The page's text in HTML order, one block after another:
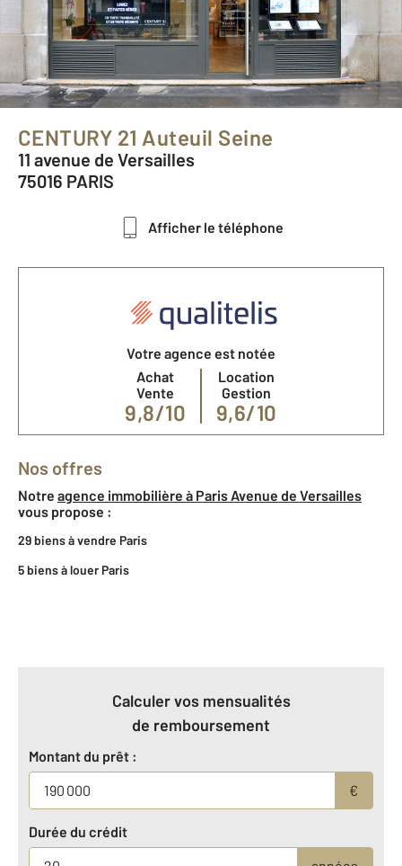
CENTURY 21 Auteuil Seine
11 avenue de Versailles
75016 PARIS
Afficher le téléphone
Votre agence est notée
Achat
Vente
9,8/10
Location
Gestion
9,6/10
Nos offres
Notre agence immobilière à Paris Avenue de Versailles
vous propose :
29 biens à vendre Paris
5 biens à louer Paris
Calculer vos mensualités
de remboursement
Montant du prêt :
€
Durée du crédit